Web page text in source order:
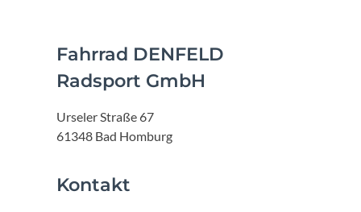
Fahrrad DENFELD
Radsport GmbH
Urseler Straße 67
61348 Bad Homburg
Kontakt